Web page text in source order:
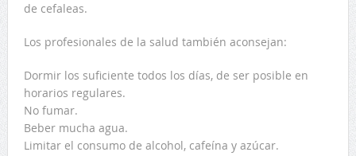
de cefaleas.
Los profesionales de la salud también aconsejan:
Dormir los suficiente todos los días, de ser posible en
horarios regulares.
No fumar.
Beber mucha agua.
Limitar el consumo de alcohol, cafeína y azúcar.